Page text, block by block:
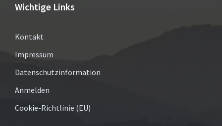
Wichtige Links
Kontakt
Impressum
Datenschutzinformation
Anmelden
Cookie-Richtlinie (EU)